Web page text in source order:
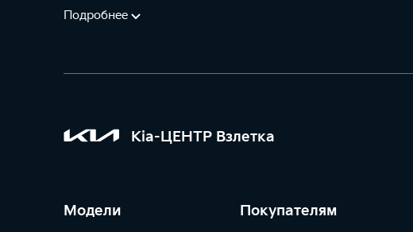
Подробнее
Kia-ЦЕНТР Взлетка
Модели Покупателям